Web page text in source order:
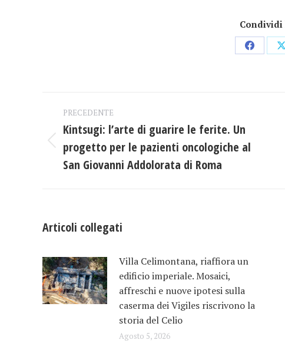
Naviga
tra
PRECEDENTE
Post
precedente:
Kintsugi: l’arte di guarire le ferite. Un
progetto per le pazienti oncologiche al
San Giovanni Addolorata di Roma
Articoli collegati
Villa Celimontana, riaffiora un
edificio imperiale. Mosaici,
affreschi e nuove ipotesi sulla
caserma dei Vigiles riscrivono la
storia del Celio
Agosto 5, 2026